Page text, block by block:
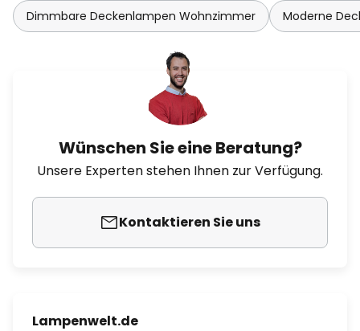
Dimmbare Deckenlampen Wohnzimmer Moderne
Wünschen Sie eine Beratung?
Unsere Experten stehen Ihnen zur Verfügung.
Kontaktieren Sie uns
Lampenwelt.de